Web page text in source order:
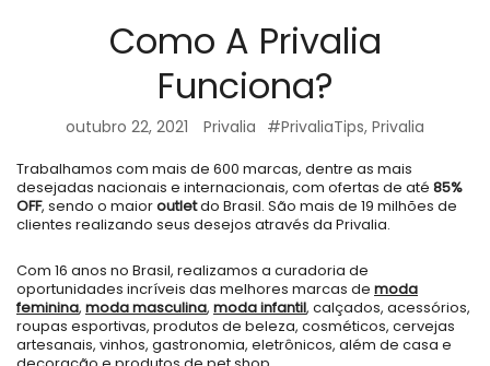
Como A Privalia
Funciona?
outubro 22, 2021 Privalia #PrivaliaTips, Privalia
Trabalhamos com mais de 600 marcas, dentre as mais
desejadas nacionais e internacionais, com ofertas de até 85%
OFF, sendo o maioroutletdo Brasil. São mais de 19 milhões de
clientes realizando seus desejos através da Privalia.
Com 16 anos no Brasil, realizamos a curadoria de
oportunidades incríveis das melhores marcas de moda
feminina, moda masculina, moda infantil, calçados, acessórios,
roupas esportivas, produtos de beleza, cosméticos, cervejas
artesanais, vinhos, gastronomia, eletrônicos, além de casa e